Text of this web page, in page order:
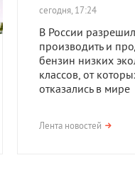
сегодня, 17:24
В России
производить и
бензин низких
классов, от
отказались в мире
сегодня, 17:23
Лента новостей